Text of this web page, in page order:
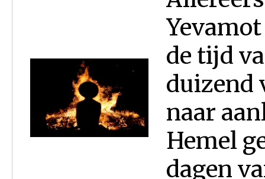
de tijd
duizend
naar
Hemel
dagen